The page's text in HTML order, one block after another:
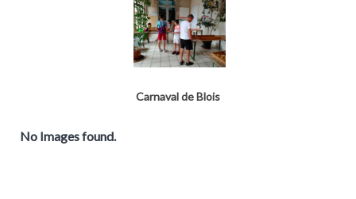
Carnaval de Blois
No Images found.